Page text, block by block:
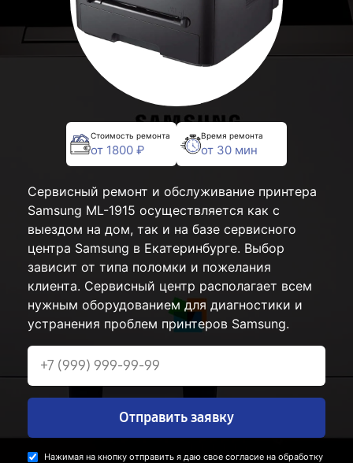
Стоимость ремонта
от 1800 ₽
Время ремонта
от 30 мин
Сервисный ремонт и обслуживание принтера
Samsung ML-1915 осуществляется как с
выездом на дом, так и на базе сервисного
центра Samsung в Екатеринбурге. Выбор
зависит от типа поломки и пожелания
клиента. Сервисный центр располагает всем
нужным оборудованием для диагностики и
устранения проблем принтеров Samsung.
Отправить заявку
Нажимая на кнопку отправить я даю свое согласие на обработку